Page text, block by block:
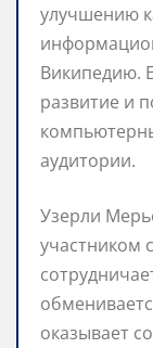
улучшению
Википедию.
развитие и
аудитории.
Узерли
участником
оказывает